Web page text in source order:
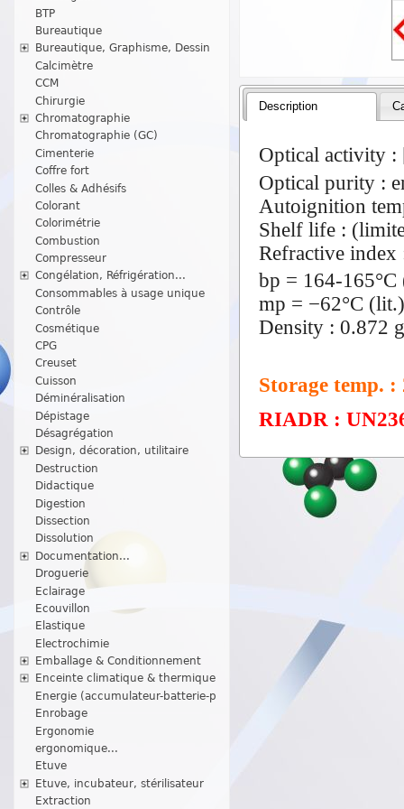
BTP
Bureautique
Bureautique, Graphisme, Dessin
Calcimètre
CCM
Chirurgie
Chromatographie
Chromatographie (GC)
Cimenterie
Coffre fort
Colles & Adhésifs
Colorant
Colorimétrie
Combustion
Compresseur
Congélation, Réfrigération...
Consommables à usage unique
Contrôle
Cosmétique
CPG
Creuset
Cuisson
Déminéralisation
Dépistage
Désagrégation
Design, décoration, utilitaire
Destruction
Didactique
Digestion
Dissection
Dissolution
Documentation...
Droguerie
Eclairage
Ecouvillon
Elastique
Electrochimie
Emballage & Conditionnement
Enceinte climatique & thermique
Energie (accumulateur-batterie-p
Enrobage
Ergonomie
ergonomique...
Etuve
Etuve, incubateur, stérilisateur
Extraction
Description
Optical activity
Optical purity :
Autoignition
Shelf life :
Refractive index
bp = 164-
mp = −62°C
Density : 0.872
Storage temp. :
RIADR :